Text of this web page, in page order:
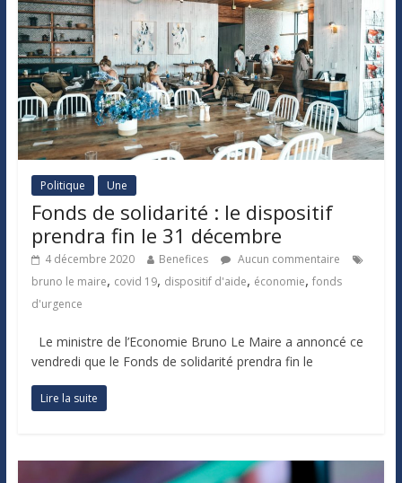
Politique Une
Fonds de solidarité : le dispositif
prendra fin le 31 décembre
4 décembre 2020 Benefices
Aucun commentaire
bruno le maire, covid 19, dispositif d'aide, économie, fonds
d'urgence
Le ministre de l’Economie Bruno Le Maire a annoncé ce
vendredi que le Fonds de solidarité prendra fin le
Lire la suite